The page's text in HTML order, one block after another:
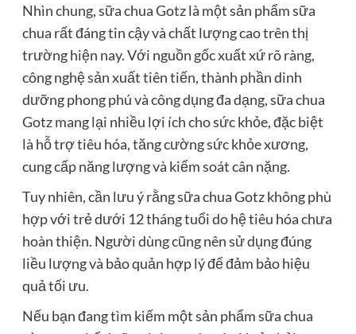
Nhìn chung, sữa chua Gotz là một sản phẩm sữa
chua rất đáng tin cậy và chất lượng cao trên thị
trường hiện nay. Với nguồn gốc xuất xứ rõ ràng,
công nghệ sản xuất tiên tiến, thành phần dinh
dưỡng phong phú và công dụng đa dạng, sữa chua
Gotz mang lại nhiều lợi ích cho sức khỏe, đặc biệt
là hỗ trợ tiêu hóa, tăng cường sức khỏe xương,
cung cấp năng lượng và kiểm soát cân nặng.
Tuy nhiên, cần lưu ý rằng sữa chua Gotz không phù
hợp với trẻ dưới 12 tháng tuổi do hệ tiêu hóa chưa
hoàn thiện. Người dùng cũng nên sử dụng đúng
liều lượng và bảo quản hợp lý để đảm bảo hiệu
quả tối ưu.
Nếu bạn đang tìm kiếm một sản phẩm sữa chua